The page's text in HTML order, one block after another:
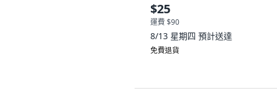
$25
運費 $90
8/13 星期四 預計送達
免費退貨